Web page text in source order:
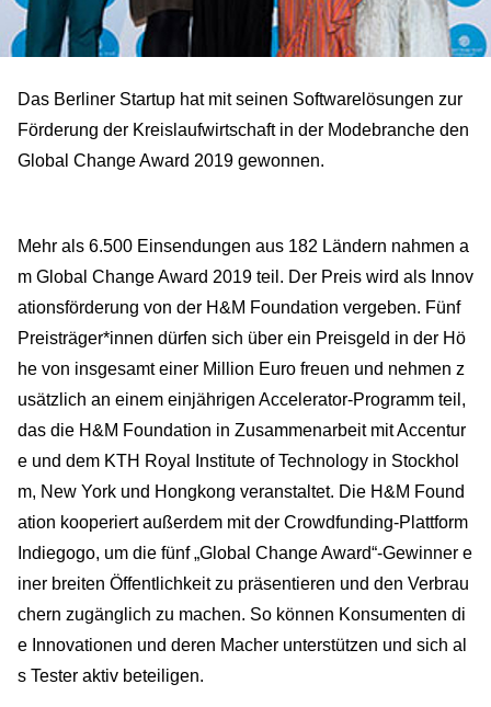
Das Berliner Startup hat mit seinen Softwarelösungen zur
Förderung der Kreislaufwirtschaft in der Modebranche den
Global Change Award 2019 gewonnen.
Mehr als 6.500 Einsendungen aus 182 Ländern nahmen a
m Global Change Award 2019 teil. Der Preis wird als Innov
ationsförderung von der H&M Foundation vergeben. Fünf
Preisträger*innen dürfen sich über ein Preisgeld in der Hö
he von insgesamt einer Million Euro freuen und nehmen z
usätzlich an einem einjährigen Accelerator-Programm teil,
das die H&M Foundation in Zusammenarbeit mit Accentur
e und dem KTH Royal Institute of Technology in Stockhol
m, New York und Hongkong veranstaltet. Die H&M Found
ation kooperiert außerdem mit der Crowdfunding-Plattform
Indiegogo, um die fünf „Global Change Award“-Gewinner e
iner breiten Öffentlichkeit zu präsentieren und den Verbrau
chern zugänglich zu machen. So können Konsumenten di
e Innovationen und deren Macher unterstützen und sich al
s Tester aktiv beteiligen.